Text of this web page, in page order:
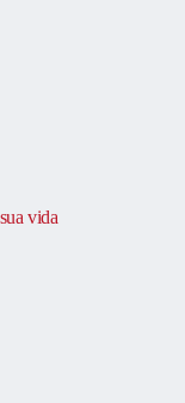
vida